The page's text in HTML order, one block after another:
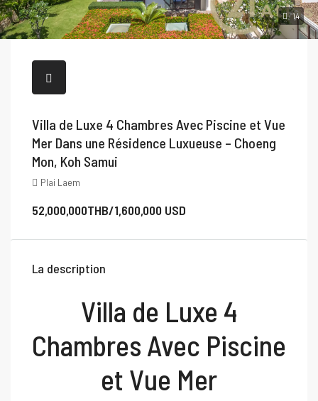
14
Villa de Luxe 4 Chambres Avec Piscine et Vue
Mer Dans une Résidence Luxueuse – Choeng
Mon, Koh Samui
Plai Laem
52,000,000THB/1,600,000 USD
La description
Villa de Luxe 4
Chambres Avec Piscine
et Vue Mer